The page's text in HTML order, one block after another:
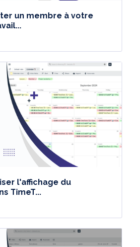
un membre à votre
l'affichage du
TimeT...